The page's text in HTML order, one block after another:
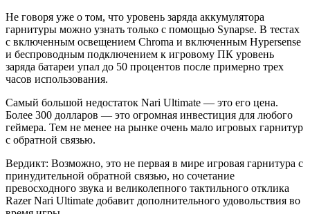
Не говоря уже о том, что уровень заряда аккумулятора
гарнитуры можно узнать только с помощью Synapse. В тестах
с включенным освещением Chroma и включенным Hypersense
и беспроводным подключением к игровому ПК уровень
заряда батареи упал до 50 процентов после примерно трех
часов использования.
Самый большой недостаток Nari Ultimate — это его цена.
Более 300 долларов — это огромная инвестиция для любого
геймера. Тем не менее на рынке очень мало игровых гарнитур
с обратной связью.
Вердикт: Возможно, это не первая в мире игровая гарнитура с
принудительной обратной связью, но сочетание
превосходного звука и великолепного тактильного отклика
Razer Nari Ultimate добавит дополнительного удовольствия во